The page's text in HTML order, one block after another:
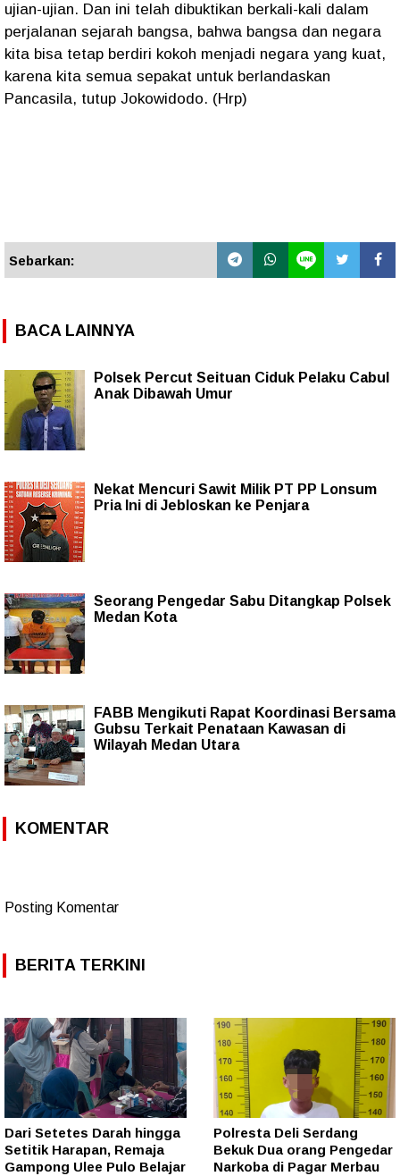
ujian-ujian. Dan ini telah dibuktikan berkali-kali dalam
perjalanan sejarah bangsa, bahwa bangsa dan negara
kita bisa tetap berdiri kokoh menjadi negara yang kuat,
karena kita semua sepakat untuk berlandaskan
Pancasila, tutup Jokowidodo. (Hrp)
Sebarkan:
BACA LAINNYA
Polsek Percut Seituan Ciduk Pelaku Cabul
Anak Dibawah Umur
Nekat Mencuri Sawit Milik PT PP Lonsum
Pria Ini di Jebloskan ke Penjara
Seorang Pengedar Sabu Ditangkap Polsek
Medan Kota
FABB Mengikuti Rapat Koordinasi Bersama
Gubsu Terkait Penataan Kawasan di
Wilayah Medan Utara
KOMENTAR
Posting Komentar
BERITA TERKINI
Dari Setetes Darah hingga
Setitik Harapan, Remaja
Gampong Ulee Pulo Belajar
Polresta Deli Serdang
Bekuk Dua orang Pengedar
Narkoba di Pagar Merbau